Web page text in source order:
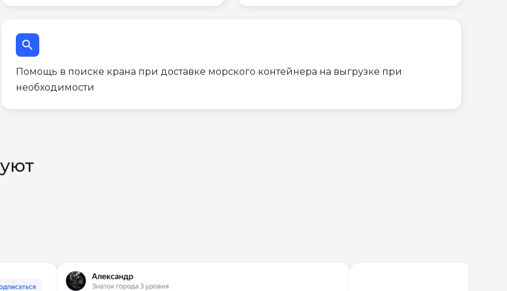
search
Помощь в поиске крана при доставке морского контейнера на выгрузке при
необходимости